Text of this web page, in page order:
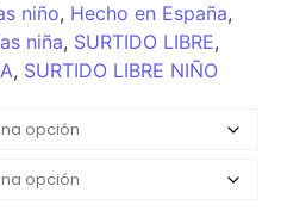
niño, Hecho en España,
niña, SURTIDO LIBRE,
, SURTIDO LIBRE NIÑO